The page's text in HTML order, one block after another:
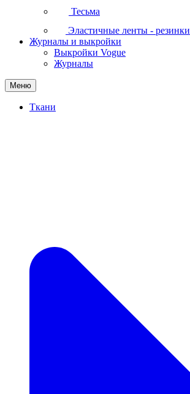
Тесьма
Эластичные ленты - резинки
Журналы и выкройки
Выкройки Vogue
Журналы
Меню
Ткани